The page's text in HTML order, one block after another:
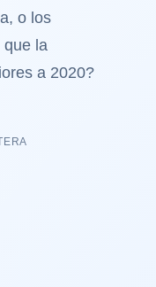
o los
que la
a 2020?